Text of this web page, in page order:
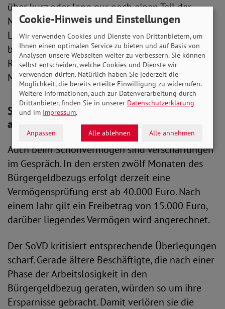
über kurz oder lang nur noch einen Teil der
Miete – für den anderen Teil müssen die
Leistungsbeziehenden selbst aufkommen. Das
bedeutet de facto eine Kürzung ihres
Regelsatzes. Denn der Regelbedarf ist nicht für
Mietzahlungen vorgesehen.“
SoVD: Altersvorsorge nicht auf Vermögen
anrechnen
Auch beim Schonvermögen sind Verschärfungen
im Gespräch. In den ersten zwölf Monaten des
Bürgergeldbezugs erfolgt derzeit eine
Vermögensprüfung erst ab 40.000 Euro. Nach
einem Jahr gilt ein Freibetrag von 15.000 Euro,
darüber liegendes Vermögen wird angerechnet.
Der SoVD kritisiert entsprechende Überlegungen
scharf. Gerade ältere Beschäftigte, die nach einer
Phase der Arbeitslosigkeit in den
Bürgergeldbezug geraten, würden so um ihre
Ersparnisse gebracht. Damit verlören sie die
Cookie-Hinweis und Einstellungen
Wir verwenden Cookies und Dienste von Drittanbietern, um
Ihnen einen optimalen Service zu bieten und auf Basis von
Analysen unsere Webseiten weiter zu verbessern. Sie können
selbst entscheiden, welche Cookies und Dienste wir
verwenden dürfen. Natürlich haben Sie jederzeit die
Möglichkeit, die bereits erteilte Einwilligung zu widerrufen.
Weitere Informationen, auch zur Datenverarbeitung durch
Drittanbieter, finden Sie in unserer Datenschutzerklärung
und im Impressum.
Anpassen Alle ablehnen Alle annehmen